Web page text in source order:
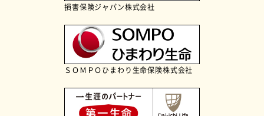
損害保険ジャパン株式会社
ＳＯＭＰＯひまわり生命保険株式会社